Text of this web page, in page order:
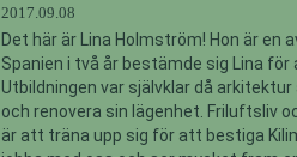
2017.09.08
Det här är Lina Holmström! Hon är en
Spanien i två år bestämde sig Lina för
Utbildningen var självklar då
och renovera sin lägenhet. Friluftsliv
är att träna upp sig för att bestiga